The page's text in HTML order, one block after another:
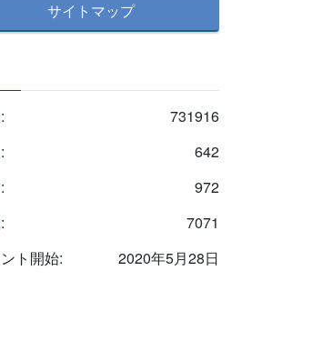
サイトマップ
731916
642
972
7071
2020年5月28日
ト開始: